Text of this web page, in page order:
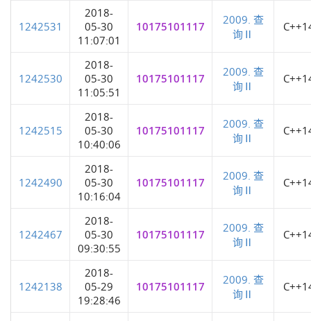
1242531
2018-
05-30
11:07:01
10175101117
2009. 查
询Ⅱ
1242530
2018-
05-30
11:05:51
10175101117
2009. 查
询Ⅱ
1242515
2018-
05-30
10:40:06
10175101117
2009. 查
询Ⅱ
1242490
2018-
05-30
10:16:04
10175101117
2009. 查
询Ⅱ
1242467
2018-
05-30
09:30:55
10175101117
2009. 查
询Ⅱ
1242138
2018-
05-29
19:28:46
10175101117
2009. 查
询Ⅱ